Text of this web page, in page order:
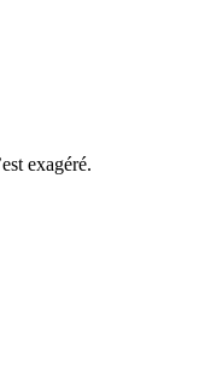
exagéré.